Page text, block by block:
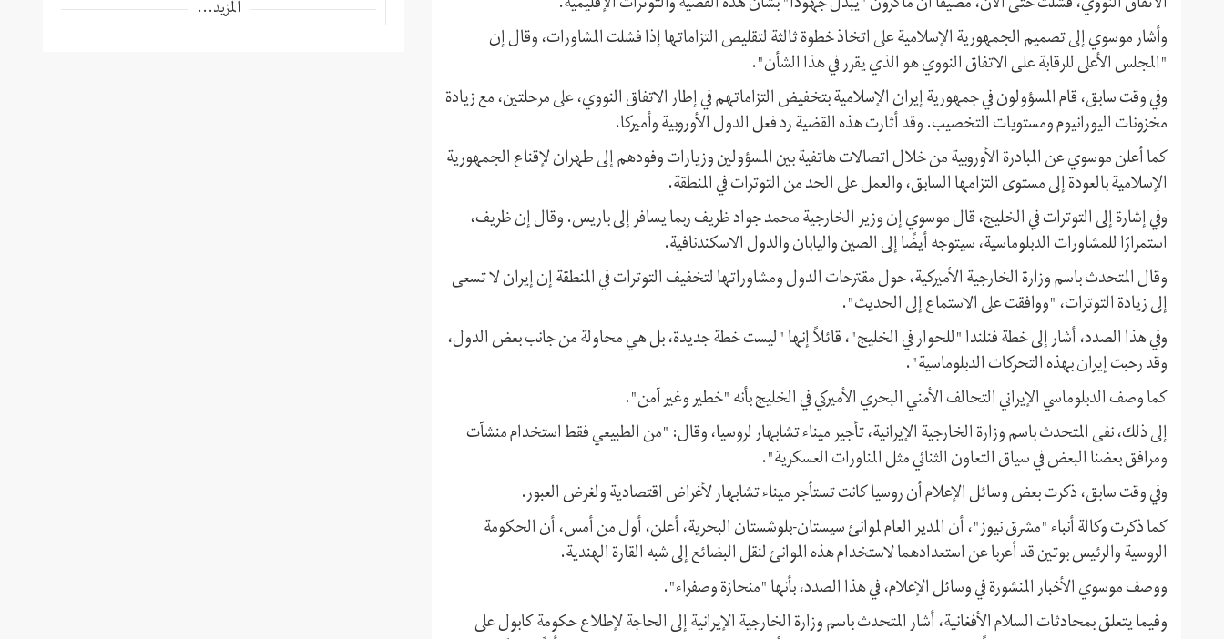
وأشار موسوي إلى تصميم الجمهورية الإسلامية على اتخاذ خطوة ثالثة لتقليص التزاماتها إذا فشلت المشاورات، وقال إن
"المجلس الأعلى للرقابة علی الاتفاق النووي هو الذي يقرر في هذا الشأن".
وفي وقت سابق، قام المسؤولون في جمهورية إيران الإسلامية بتخفيض التزاماتهم في إطار الاتفاق النووي، على مرحلتين، مع زيادة
مخزونات اليورانيوم ومستويات التخصيب. وقد أثارت هذه القضیة رد فعل الدول الأوروبية وأميرکا.
كما أعلن موسوي عن المبادرة الأوروبية من خلال اتصالات هاتفية بين المسؤولين وزيارات وفودهم إلى طهران لإقناع الجمهورية
الإسلامية بالعودة إلى مستوى التزامها السابق، والعمل على الحد من التوترات في المنطقة.
وفي إشارة إلى التوترات في الخليج، قال موسوي إن وزير الخارجية محمد جواد ظريف ربما يسافر إلى باريس. وقال إن ظريف،
استمرارًا للمشاورات الدبلوماسية، سيتوجه أيضًا إلى الصين واليابان والدول الاسكندنافية.
وقال المتحدث باسم وزارة الخارجية الأميركية، حول مقترحات الدول ومشاوراتها لتخفيف التوترات في المنطقة إن إيران لا تسعى
إلى زيادة التوترات، "ووافقت على الاستماع إلى الحديث".
وفي هذا الصدد، أشار إلى خطة فنلندا "للحوار في الخليج"، قائلاً إنها "ليست خطة جديدة، بل هي محاولة من جانب بعض الدول،
وقد رحبت إيران بهذه التحركات الدبلوماسية".
كما وصف الدبلوماسي الإيراني التحالف الأمني البحري الأميركي في الخليج بأنه "خطير وغير آمن".
إلى ذلك، نفى المتحدث باسم وزارة الخارجية الإيرانية، تأجیر ميناء تشابهار لروسيا، وقال: "من الطبيعي فقط استخدام منشآت
ومرافق بعضنا البعض في سياق التعاون الثنائي مثل المناورات العسكرية".
وفي وقت سابق، ذكرت بعض وسائل الإعلام أن روسيا كانت تستأجر ميناء تشابهار لأغراض اقتصادية ولغرض العبور.
كما ذكرت وكالة أنباء "مشرق نیوز"، أن المدير العام لموانئ سيستان-بلوشستان البحرية، أعلن، أول من أمس، أن الحكومة
الروسية والرئيس بوتين قد أعربا عن استعدادهما لاستخدام هذه الموانئ لنقل البضائع إلى شبه القارة الهندية.
ووصف موسوي الأخبار المنشورة في وسائل الإعلام، في هذا الصدد، بأنها "منحازة وصفراء".
وفيما يتعلق بمحادثات السلام الأفغانية، أشار المتحدث باسم وزارة الخارجية الإيرانية إلى الحاجة لإطلاع حكومة كابول على
المزيد...